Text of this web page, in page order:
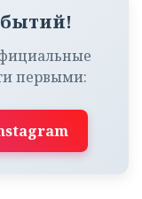
первыми: